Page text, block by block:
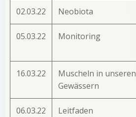
02.03.22 Neobiota
05.03.22 Monitoring
16.03.22
Muscheln in unseren
Gewässern
06.03.22
Leitfaden